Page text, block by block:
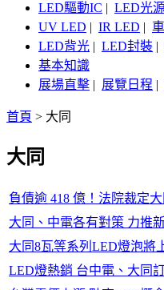
LED驅動IC | LED光源
UV LED | IR LED |
LED背光 | LED封裝 |
基本知識
展場直擊 | 展覽日程 |
首頁 > 大同
大同
負債逾 418 億！法院裁定
大同、中電各有對策 力推
大同8瓦等系列LED燈泡將
LED燈熱銷 台中電、大同